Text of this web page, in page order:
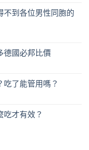
不到各位男性同胞的
德國必邦比價
了能管用嗎？
吃才有效？